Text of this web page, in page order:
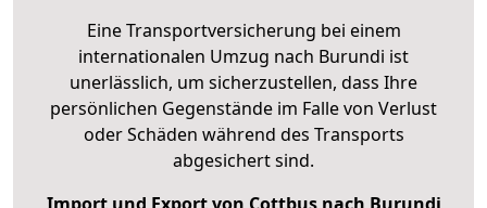
Eine Transportversicherung bei einem
internationalen Umzug nach Burundi ist
unerlässlich, um sicherzustellen, dass Ihre
persönlichen Gegenstände im Falle von Verlust
oder Schäden während des Transports
abgesichert sind.